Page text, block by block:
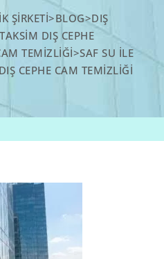
ŞIRKETI>BLOG>DIŞ
TAKSIM DIŞ CEPHE
TEMIZLIĞI>SAF SU ILE
CEPHE CAM TEMIZLIĞI